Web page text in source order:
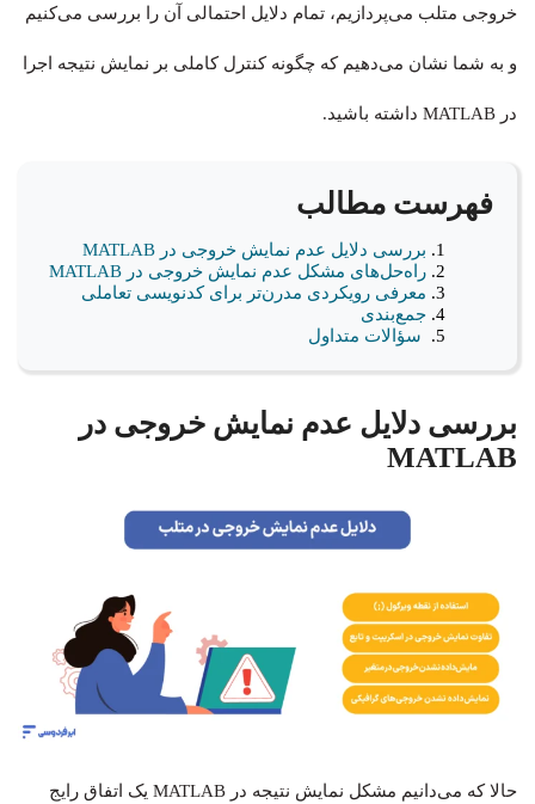
خروجی متلب می‌پردازیم، تمام دلایل احتمالی آن را بررسی می‌کنیم
و به شما نشان می‌دهیم که چگونه کنترل کاملی بر نمایش نتیجه اجرا
در MATLAB داشته باشید.
فهرست مطالب
بررسی دلایل عدم نمایش خروجی در MATLAB
راه‌حل‌های مشکل عدم نمایش خروجی در MATLAB
معرفی رویکردی مدرن‌تر برای کدنویسی تعاملی
جمع‌بندی
سؤالات متداول
بررسی دلایل عدم نمایش خروجی در
MATLAB
حالا که می‌دانیم مشکل نمایش نتیجه در MATLAB یک اتفاق رایج